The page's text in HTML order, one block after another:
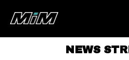
NEWS